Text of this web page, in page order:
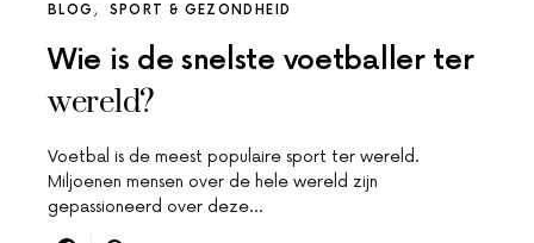
BLOG SPORT & GEZONDHEID
Wie is de snelste voetballer ter
wereld?
Voetbal is de meest populaire sport ter wereld.
Miljoenen mensen over de hele wereld zijn
gepassioneerd over deze…